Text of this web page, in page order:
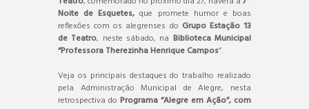
Noite de Esquetes, que promete humor e boas
reflexões com os alegrenses do Grupo Estação 13
de Teatro, neste sábado, na Biblioteca Municipal
“Professora Therezinha Henrique Campos”.
Veja os principais destaques do trabalho realizado
pela Administração Municipal de Alegre, nesta
retrospectiva do Programa “Alegre em Ação”, com